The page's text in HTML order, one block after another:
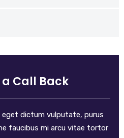
a Call Back
eget dictum vulputate, purus
faucibus mi arcu vitae tortor